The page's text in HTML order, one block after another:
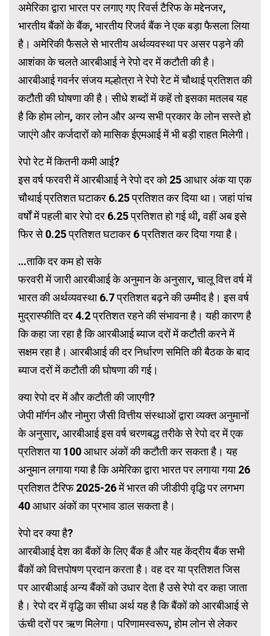
अमेरिका द्वारा भारत पर लगाए गए रिवर्स टैरिफ के मद्देनजर,
भारतीय बैंकों के बैंक, भारतीय रिजर्व बैंक ने एक बड़ा फैसला लिया
है। अमेरिकी फैसले से भारतीय अर्थव्यवस्था पर असर पड़ने की
आशंका के चलते आरबीआई ने रेपो दर में कटौती की है।
आरबीआई गवर्नर संजय मल्होत्रा ​​ने रेपो रेट में चौथाई प्रतिशत की
कटौती की घोषणा की है। सीधे शब्दों में कहें तो इसका मतलब यह
है कि होम लोन, कार लोन और अन्य सभी प्रकार के लोन सस्ते हो
जाएंगे और कर्जदारों को मासिक ईएमआई में भी बड़ी राहत मिलेगी।
रेपो रेट में कितनी कमी आई?
इस वर्ष फरवरी में आरबीआई ने रेपो दर को 25 आधार अंक या एक
चौथाई प्रतिशत घटाकर 6.25 प्रतिशत कर दिया था। जहां पांच
वर्षों में पहली बार रेपो दर 6.25 प्रतिशत हो गई थी, वहीं अब इसे
फिर से 0.25 प्रतिशत घटाकर 6 प्रतिशत कर दिया गया है।
…ताकि दर कम हो सके
फरवरी में जारी आरबीआई के अनुमान के अनुसार, चालू वित्त वर्ष में
भारत की अर्थव्यवस्था 6.7 प्रतिशत बढ़ने की उम्मीद है। इस वर्ष
मुद्रास्फीति दर 4.2 प्रतिशत रहने की संभावना है। यही कारण है
कि कहा जा रहा है कि आरबीआई ब्याज दरों में कटौती करने में
सक्षम रहा है। आरबीआई की दर निर्धारण समिति की बैठक के बाद
ब्याज दरों में कटौती की घोषणा की गई।
क्या रेपो दर में और कटौती की जाएगी?
जेपी मॉर्गन और नोमुरा जैसी वित्तीय संस्थाओं द्वारा व्यक्त अनुमानों
के अनुसार, आरबीआई इस वर्ष चरणबद्ध तरीके से रेपो दर में एक
प्रतिशत या 100 आधार अंकों की कटौती कर सकता है। यह
अनुमान लगाया गया है कि अमेरिका द्वारा भारत पर लगाया गया 26
प्रतिशत टैरिफ 2025-26 में भारत की जीडीपी वृद्धि पर लगभग
40 आधार अंकों का प्रभाव डाल सकता है।
रेपो दर क्या है?
आरबीआई देश का बैंकों के लिए बैंक है और यह केंद्रीय बैंक सभी
बैंकों को वित्तपोषण प्रदान करता है। वह दर या प्रतिशत जिस
पर आरबीआई अन्य बैंकों को उधार देता है उसे रेपो दर कहा जाता
है। रेपो दर में वृद्धि का सीधा अर्थ यह है कि बैंकों को आरबीआई से
ऊंची दरों पर ऋण मिलेगा। परिणामस्वरूप, होम लोन से लेकर